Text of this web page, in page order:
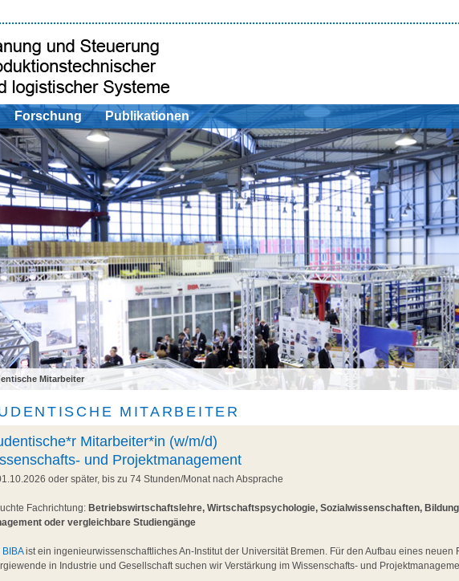
Forschung Publikationen
Mitarbeiter
MITARBEITER
Mitarbeiter*in (w/m/d)
und Projektmanagement
oder später, bis zu 74 Stunden/Monat nach Absprache
Fachrichtung:Betriebswirtschaftslehre, Wirtschaftspsychologie, Sozialwissenschaften,
oder vergleichbare Studiengänge
BIBAist ein ingenieurwissenschaftliches An-Institut der Universität Bremen. Für den Aufbau eines neuen
in Industrie und Gesellschaft suchen wir Verstärkung im Wissenschafts- und